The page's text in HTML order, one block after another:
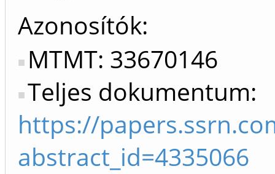
Azonosítók
MTMT: 33670146
Teljes dokumentum:
https://
abstract_id=4335066